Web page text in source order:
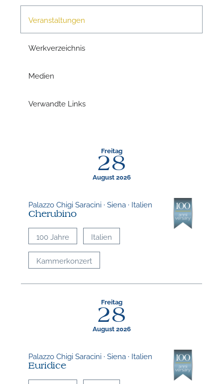
Veranstaltungen
Werkverzeichnis
Medien
Verwandte Links
Freitag
28
August 2026
Palazzo Chigi Saracini · Siena · Italien
Cherubino
100 Jahre Italien
Kammerkonzert
Freitag
28
August 2026
Palazzo Chigi Saracini · Siena · Italien
Euridice